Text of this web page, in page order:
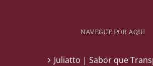
NAVEGUE POR AQUI
Juliatto | Sabor que